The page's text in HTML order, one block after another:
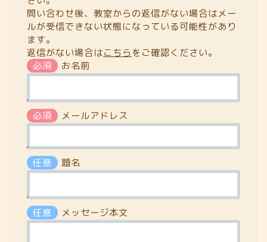
問い合わせ後、教室からの返信がない場合はメー
ルが受信できない状態になっている可能性があり
ます。
返信がない場合はこちら をご確認ください。
必須
お名前
'
必須
メールアドレス
'
任意
題名
'
任意
メッセージ本文